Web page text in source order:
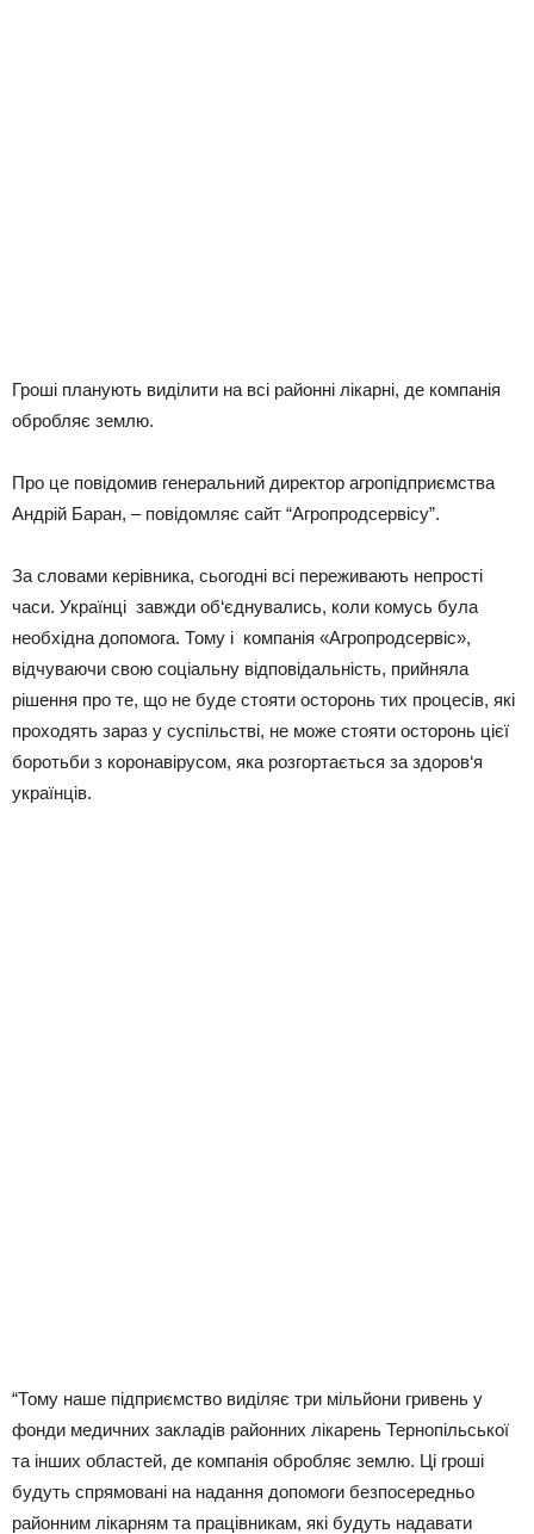
Гроші планують виділити на всі районні лікарні, де компанія
обробляє землю.
Про це повідомив генеральний директор агропідприємства
Андрій Баран, – повідомляє сайт “Агропродсервісу”.
За словами керівника, сьогодні всі переживають непрості
часи. Українці завжди об‘єднувались, коли комусь була
необхідна допомога. Тому і компанія «Агропродсервіс»,
відчуваючи свою соціальну відповідальність, прийняла
рішення про те, що не буде стояти осторонь тих процесів, які
проходять зараз у суспільстві, не може стояти осторонь цієї
боротьби з коронавірусом, яка розгортається за здоров‘я
українців.
“Тому наше підприємство виділяє три мільйони гривень у
фонди медичних закладів районних лікарень Тернопільської
та інших областей, де компанія обробляє землю. Ці гроші
будуть спрямовані на надання допомоги безпосередньо
районним лікарням та працівникам, які будуть надавати